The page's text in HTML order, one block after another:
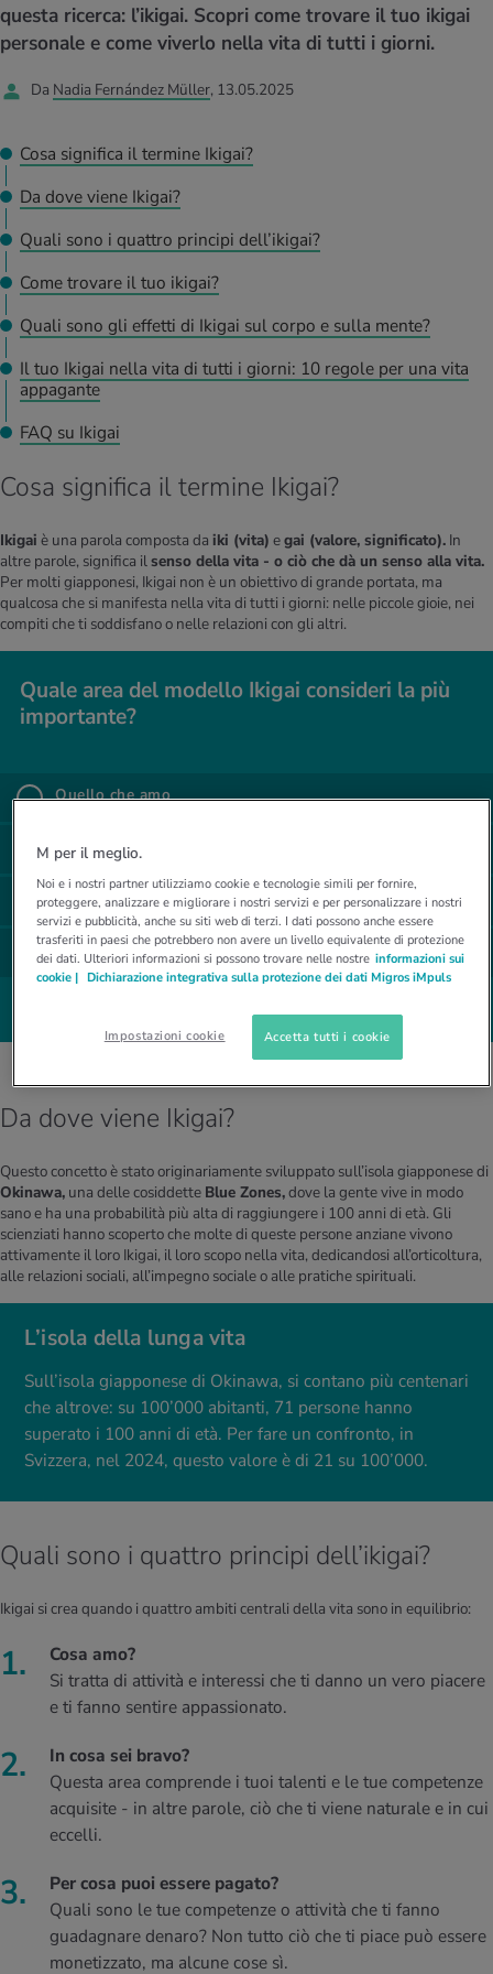
e intolleranze
nutritive
Calcolatore BMI
Fabbisogno calorico
invernali
D’ATTUALITÀ NELL’AMBITO MOVIMENTO
Calcola il consumo calorico
Corsa & Jogging
D’ATTUALITÀ NELL’AMBITO RILASSAMENTO
Lavoro e salute
Rilassamento attivo
delle donne
fisici
mediche
Abbassare la pressione sanguigna
Dolori ai nervi
D’ATTUALITÀ NELL’AMBITO SERVIZIO
Offerte
questa ricerca: l’ikigai. Scopri come trovare il tuo ikigai
personale e come viverlo nella vita di tutti i giorni.
Da Nadia Fernández Müller, 13.05.2025
Cosa significa il termine Ikigai?
Da dove viene Ikigai?
Quali sono i quattro principi dell’ikigai?
Come trovare il tuo ikigai?
Quali sono gli effetti di Ikigai sul corpo e sulla mente?
Il tuo Ikigai nella vita di tutti i giorni: 10 regole per una vita
appagante
FAQ su Ikigai
Cosa significa il termine Ikigai?
Quale area del mo­del­lo Iki­gai con­si­de­ri la più
im­por­tan­te?
Quel­lo che amo
Quel­lo in cui sono bravo
Quel­lo che mi fa gua­da­gna­re
Quel­lo di cui il mondo ha bi­so­gno
Quale area del mo­del­lo Iki­gai con­si­de­ri la più im­por­tan­
Quello che mi fa guadagnare
Quello di cui il mondo ha bisogno
Ikigai è una parola composta da iki (vita) egai (valore, significato). In
altre parole, significa ilsenso della vita - o ciò che dà un senso alla vita.
Per molti giapponesi, Ikigai non è un obiettivo di grande portata, ma
qualcosa che si manifesta nella vita di tutti i giorni: nelle piccole gioie, nei
compiti che ti soddisfano o nelle relazioni con gli altri.
Da dove viene Ikigai?
L’isola della lunga vita
Sull’isola giapponese di Okinawa, si contano più centenari
che altrove: su 100’000 abitanti, 71 persone hanno
superato i 100 anni di età. Per fare un confronto, in
Svizzera, nel 2024, questo valore è di 21 su 100’000.
Questo concetto è stato originariamente sviluppato sull’isola giapponese di
Okinawa, una delle cosiddette Blue Zones,dove la gente vive in modo
sano e ha una probabilità più alta di raggiungere i 100 anni di età. Gli
scienziati hanno scoperto che molte di queste persone anziane vivono
attivamente il loro Ikigai, il loro scopo nella vita, dedicandosi all’orticoltura,
alle relazioni sociali, all’impegno sociale o alle pratiche spirituali.
Quali sono i quattro principi dell’ikigai?
Ikigai si crea quando i quattro ambiti centrali della vita sono in equilibrio:
Cosa amo?
Si tratta di attività e interessi che ti danno un vero piacere
e ti fanno sentire appassionato.
In cosa sei bravo?
Questa area comprende i tuoi talenti e le tue competenze
acquisite - in altre parole, ciò che ti viene naturale e in cui
eccelli.
Per cosa puoi essere pagato?
Quali sono le tue competenze o attività che ti fanno
guadagnare denaro? Non tutto ciò che ti piace può essere
monetizzato, ma alcune cose sì.
M per il meglio.
Noi e i nostri partner utilizziamo cookie e tecnologie simili per fornire,
proteggere, analizzare e migliorare i nostri servizi e per personalizzare i nostri
servizi e pubblicità, anche su siti web di terzi. I dati possono anche essere
trasferiti in paesi che potrebbero non avere un livello equivalente di protezione
dei dati. Ulteriori informazioni si possono trovare nelle nostre informazioni sui
cookie | Dichiarazione integrativa sulla protezione dei dati Migros iMpuls
Impostazioni cookie Accetta tutti i cookie